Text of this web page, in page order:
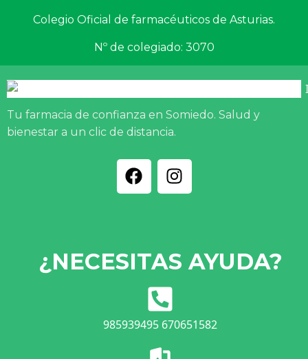
Colegio Oficial de farmacéuticos de Asturias.
Nº de colegiado: 3070
Tu farmacia de confianza en Somiedo. Salud y
bienestar a un clic de distancia.
¿NECESITAS AYUDA?
985939495 670651582